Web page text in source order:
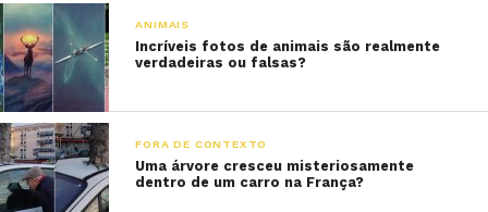
ANIMAIS
Incríveis fotos de animais são realmente
verdadeiras ou falsas?
FORA DE CONTEXTO
Uma árvore cresceu misteriosamente
dentro de um carro na França?